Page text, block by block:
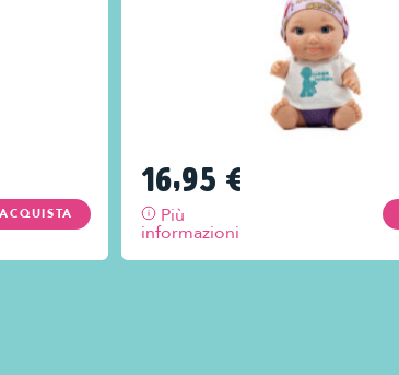
ACQUISTA
16,95 €
Più
informazioni